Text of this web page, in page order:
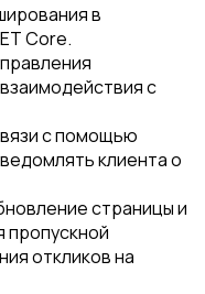
в
Core.
с
с помощью
клиента о
страницы и
пропускной
откликов на